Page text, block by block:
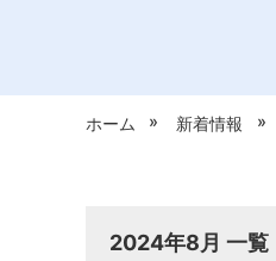
ホーム » 新着情報 »
2024年8月 一覧